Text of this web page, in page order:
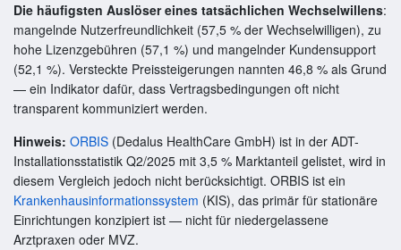
Die häufigsten Auslöser eines tatsächlichen Wechselwillens:
mangelnde Nutzerfreundlichkeit (57,5 % der Wechselwilligen), zu
hohe Lizenzgebühren (57,1 %) und mangelnder Kundensupport
(52,1 %). Versteckte Preissteigerungen nannten 46,8 % als Grund
— ein Indikator dafür, dass Vertragsbedingungen oft nicht
transparent kommuniziert werden.
Hinweis: ORBIS (Dedalus HealthCare GmbH) ist in der ADT-
Installationsstatistik Q2/2025 mit 3,5 % Marktanteil gelistet, wird in
diesem Vergleich jedoch nicht berücksichtigt. ORBIS ist ein
Krankenhausinformationssystem (KIS), das primär für stationäre
Einrichtungen konzipiert ist — nicht für niedergelassene
Arztpraxen oder MVZ.